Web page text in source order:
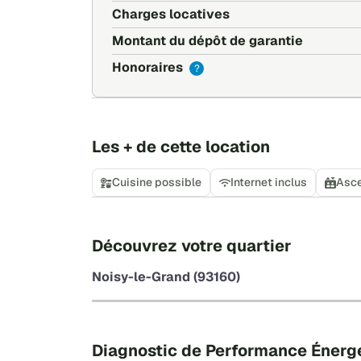
selon modalités)
? Profil recherché :
• Étudiant(e) ou personne active, non-
• Respectueux(se) et soucieux(se) du bien-
? Conditions :
• Garant ou garantie financière demandée
? La chambre est disponible
(étudiant ou salarié), votre date d'entrée
Charges locatives
Montant du dépôt de garantie
Honoraires
?
Les + de cette location
Cuisine possible Internet inclus
Découvrez votre quartier
Noisy-le-Grand (93160)
Diagnostic de Performance